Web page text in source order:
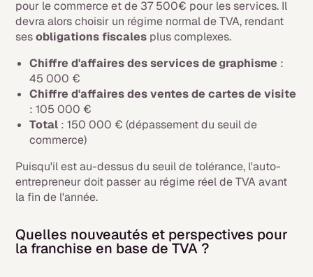
pour le commerce et de 37 500€ pour les services. Il
devra alors choisir un régime normal de TVA, rendant
sesobligations fiscales plus complexes.
Chiffre d'affaires des services de graphisme :
45 000 €
Chiffre d'affaires des ventes de cartes de visite
: 105 000 €
Total : 150 000 € (dépassement du seuil de
commerce)
Puisqu'il est au-dessus du seuil de tolérance, l'auto-
entrepreneur doit passer au régime réel de TVA avant
la fin de l'année.
Quelles nouveautés et perspectives pour
la franchise en base de TVA ?